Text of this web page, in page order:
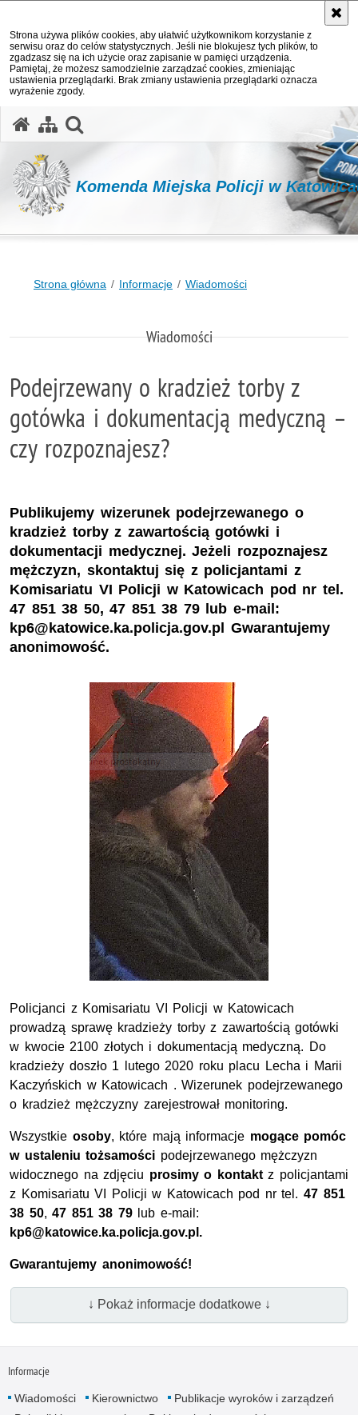
Strona używa plików cookies, aby ułatwić użytkownikom korzystanie z
serwisu oraz do celów statystycznych. Jeśli nie blokujesz tych plików, to
zgadzasz się na ich użycie oraz zapisanie w pamięci urządzenia.
Pamiętaj, że możesz samodzielnie zarządzać cookies, zmieniając
ustawienia przeglądarki. Brak zmiany ustawienia przeglądarki oznacza
wyrażenie zgody.
Komenda Miejska Policji w
Strona główna Informacje Wiadomości
Wiadomości
Podejrzewany o kradzież torby z
gotówka i dokumentacją medyczną –
czy rozpoznajesz?
Publikujemy wizerunek podejrzewanego o
kradzież torby z zawartością gotówki i
dokumentacji medycznej. Jeżeli rozpoznajesz
mężczyzn, skontaktuj się z policjantami z
Komisariatu VI Policji w Katowicach pod nr tel.
47 851 38 50, 47 851 38 79 lub e-mail:
kp6@katowice.ka.policja.gov.pl Gwarantujemy
anonimowość.
Policjanci z Komisariatu VI Policji w Katowicach
prowadzą sprawę kradzieży torby z zawartością gotówki
w kwocie 2100 złotych i dokumentacją medyczną. Do
kradzieży doszło 1 lutego 2020 roku placu Lecha i Marii
Kaczyńskich w Katowicach . Wizerunek podejrzewanego
o kradzież mężczyzny zarejestrował monitoring.
Wszystkie osoby, które mają informacje mogące pomóc
w ustaleniu tożsamości podejrzewanego mężczyzn
widocznego na zdjęciu prosimy o kontaktz policjantami
z Komisariatu VI Policji w Katowicach pod nr tel.47 851
38 50,47 851 38 79lub e-mail:
kp6@katowice.ka.policja.gov.pl.
Gwarantujemy anonimowość!
↓ Pokaż informacje dodatkowe ↓
Informacje
Wiadomości Kierownictwo
Publikacje wyroków i zarządzeń